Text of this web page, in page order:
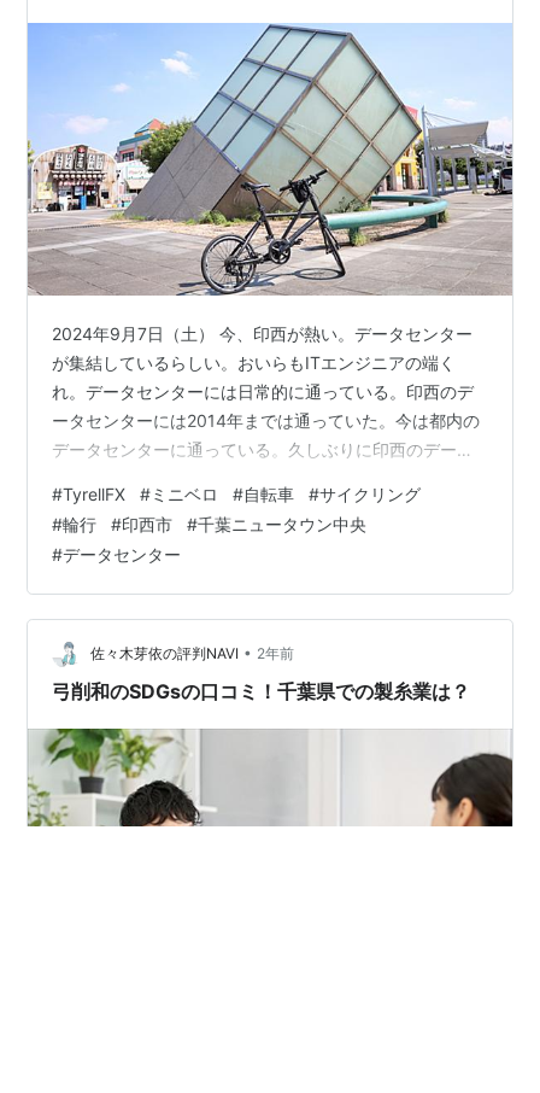
2024年9月7日（土） 今、印西が熱い。データセンター
が集結しているらしい。おいらもITエンジニアの端く
れ。データセンターには日常的に通っている。印西のデ
ータセンターには2014年までは通っていた。今は都内の
データセンターに通っている。久しぶりに印西のデータ
は輪行です。 【地図】 ■千葉ニュータウン中央駅 データ
センターが集結しているのは北総線「千葉ニュータウン
中央駅」の近郊になります。データセンターの場所は本
来、秘密にされます。おいらが仕事の依頼を受けたとき
にもデータセンターの場所は具体的には教えてもらえま
せん。セキュリティー教育を受け、テ…
#TyrellFX #ミニベロ #自転車 #サイクリング
#輪行 #印西市 #千葉ニュータウン中央
#データセンター
佐々木芽依の評判NAVI • 2年前
弓削和のSDGsの口コミ！千葉県での製糸業は？